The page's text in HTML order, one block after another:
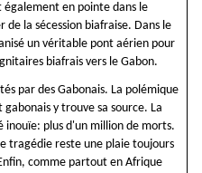
en pointe dans le
la sécession biafraise. Dans le
un véritable pont aérien pour
biafrais vers le Gabon.
par des Gabonais. La polémique
y trouve sa source. La
plus d'un million de morts.
tragédie reste une plaie toujours
comme partout en Afrique